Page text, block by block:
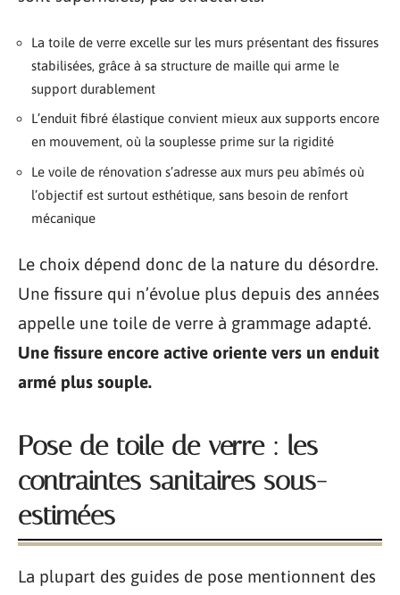
La toile de verre excelle sur les murs présentant des fissures
stabilisées, grâce à sa structure de maille qui arme le
support durablement
L’enduit fibré élastique convient mieux aux supports encore
en mouvement, où la souplesse prime sur la rigidité
Le voile de rénovation s’adresse aux murs peu abîmés où
l’objectif est surtout esthétique, sans besoin de renfort
mécanique
Le choix dépend donc de la nature du désordre.
Une fissure qui n’évolue plus depuis des années
appelle une toile de verre à grammage adapté.
Une fissure encore active oriente vers un enduit
armé plus souple.
Pose de toile de verre : les
contraintes sanitaires sous-
estimées
La plupart des guides de pose mentionnent des